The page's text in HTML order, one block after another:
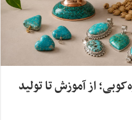
از آموزش تا تولید